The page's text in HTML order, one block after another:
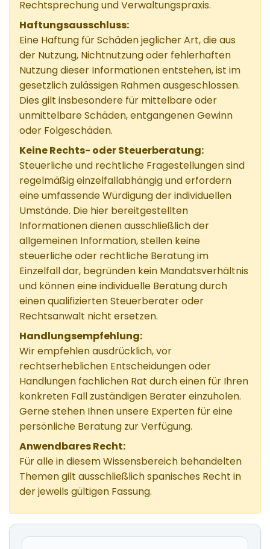
Rechtsprechung und Verwaltungspraxis.
Haftungsausschluss:
Eine Haftung für Schäden jeglicher Art, die aus
der Nutzung, Nichtnutzung oder fehlerhaften
Nutzung dieser Informationen entstehen, ist im
gesetzlich zulässigen Rahmen ausgeschlossen.
Dies gilt insbesondere für mittelbare oder
unmittelbare Schäden, entgangenen Gewinn
oder Folgeschäden.
Keine Rechts- oder Steuerberatung:
Steuerliche und rechtliche Fragestellungen sind
regelmäßig einzelfallabhängig und erfordern
eine umfassende Würdigung der individuellen
Umstände. Die hier bereitgestellten
Informationen dienen ausschließlich der
allgemeinen Information, stellen keine
steuerliche oder rechtliche Beratung im
Einzelfall dar, begründen kein Mandatsverhältnis
und können eine individuelle Beratung durch
einen qualifizierten Steuerberater oder
Rechtsanwalt nicht ersetzen.
Handlungsempfehlung:
Wir empfehlen ausdrücklich, vor
rechtserheblichen Entscheidungen oder
Handlungen fachlichen Rat durch einen für Ihren
konkreten Fall zuständigen Berater einzuholen.
Gerne stehen Ihnen unsere Experten für eine
persönliche Beratung zur Verfügung.
Anwendbares Recht:
Für alle in diesem Wissensbereich behandelten
Themen gilt ausschließlich spanisches Recht in
der jeweils gültigen Fassung.